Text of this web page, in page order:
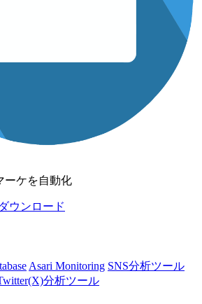
ーケを自動化
ウンロード
Asari Monitoring SNS分析ツール
分析ツール